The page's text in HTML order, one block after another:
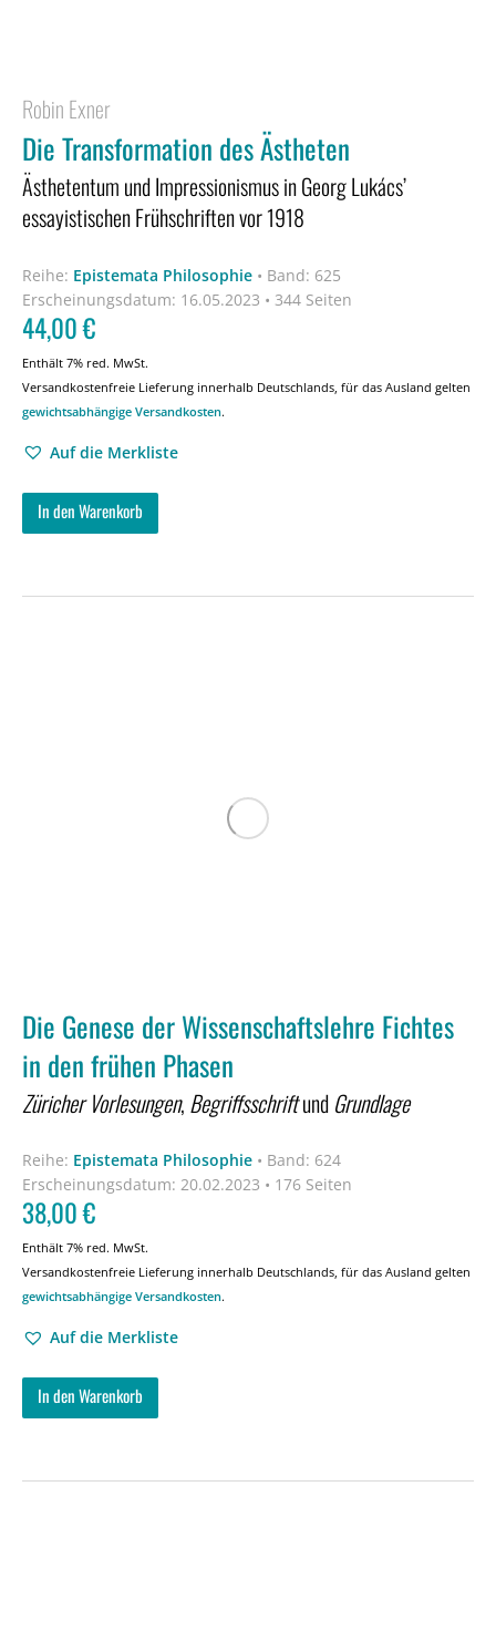
Robin Exner
Die Transformation des Ästheten
Ästhetentum und Impressionismus in Georg Lukács’
essayistischen Frühschriften vor 1918
Reihe: Epistemata Philosophie • Band: 625
Erscheinungsdatum: 16.05.2023 • 344 Seiten
44,00€
Enthält 7% red. MwSt.
Versandkostenfreie Lieferung innerhalb Deutschlands, für das Ausland gelten
gewichtsabhängige Versandkosten.
Auf die Merkliste
In den Warenkorb
Die Genese der Wissenschaftslehre Fichtes
in den frühen Phasen
Züricher Vorlesungen, Begriffsschriftund Grundlage
Reihe: Epistemata Philosophie • Band: 624
Erscheinungsdatum: 20.02.2023 • 176 Seiten
38,00€
Enthält 7% red. MwSt.
Versandkostenfreie Lieferung innerhalb Deutschlands, für das Ausland gelten
gewichtsabhängige Versandkosten.
Auf die Merkliste
In den Warenkorb